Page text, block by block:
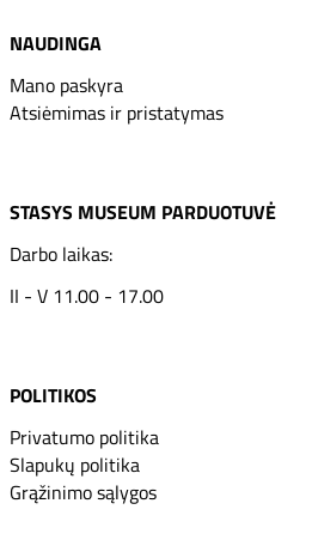
NAUDINGA
Mano paskyra
Atsiėmimas ir pristatymas
STASYS MUSEUM PARDUOTUVĖ
Darbo laikas:
II - V 11.00 - 17.00
POLITIKOS
Privatumo politika
Slapukų politika
Grąžinimo sąlygos